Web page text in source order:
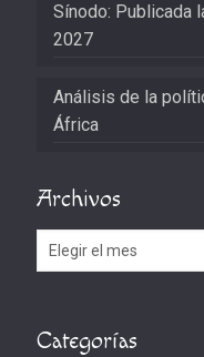
Sínodo: Publicada
2027
Análisis de la
África
Archivos
Archivos
Categorías